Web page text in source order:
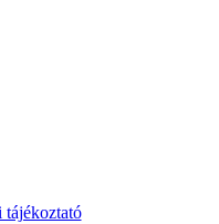
tájékoztató